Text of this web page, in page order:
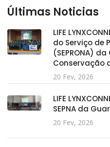
Últimas Noticias
LIFE
do Serviço de
(SEPRONA)
Conservação
20 Fev, 2026
LIFE
SEPNA da
20 Fev, 2026